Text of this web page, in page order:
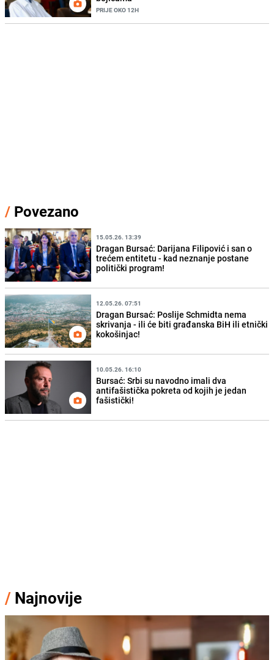
PRIJE OKO 12H
/ Povezano
15.05.26. 13:39
Dragan Bursać: Darijana Filipović i san o
trećem entitetu - kad neznanje postane
politički program!
12.05.26. 07:51
Dragan Bursać: Poslije Schmidta nema
skrivanja - ili će biti građanska BiH ili etnički
kokošinjac!
10.05.26. 16:10
Bursać: Srbi su navodno imali dva
antifašistička pokreta od kojih je jedan
fašistički!
/ Najnovije